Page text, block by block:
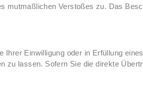
mutmaßlichen Verstoßes zu. Das
Ihrer Einwilligung oder in Erfüllung
zu lassen. Sofern Sie die direkte